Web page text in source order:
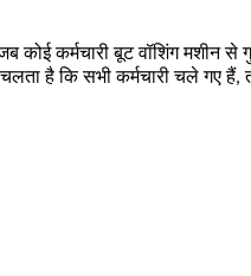
कर्मचारी बूट वॉशिंग मशीन
है कि सभी कर्मचारी चले गए